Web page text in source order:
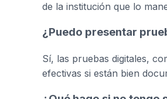
de la institución que lo
¿Puedo presentar
Sí, las pruebas digitales,
efectivas si están bien